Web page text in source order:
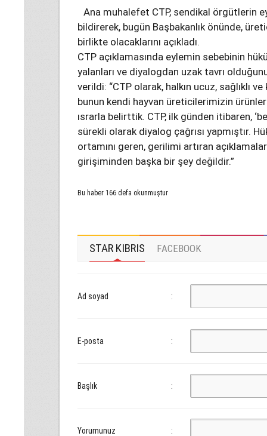
Ana muhalefet CTP, sendikal örgütlerin
bildirerek, bugün Başbakanlık önünde,
birlikte olacaklarını açıkladı.
CTP açıklamasında eylemin sebebinin
yalanları ve diyalogdan uzak tavrı
verildi: “CTP olarak, halkın ucuz, sağlıklı
bunun kendi hayvan üreticilerimizin
ısrarla belirttik. CTP, ilk günden itibaren,
sürekli olarak diyalog çağrısı yapmıştır.
ortamını geren, gerilimi artıran
girişiminden başka bir şey değildir.”
Bu haber 166 defa okunmuştur
STAR KIBRIS FACEBOOK
Ad soyad :
E-posta :
Başlık :
Yorumunuz :